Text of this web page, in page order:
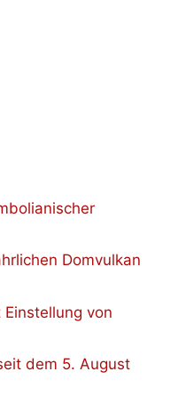
Domvulkan
von
dem 5. August